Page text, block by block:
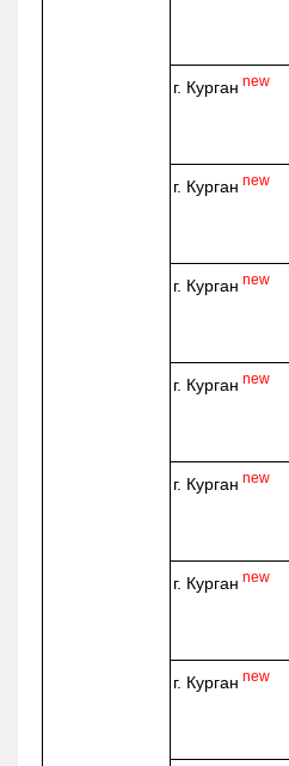
г. Курган new
г. Курган new
г. Курган new
г. Курган new
г. Курган new
г. Курган new
г. Курган new